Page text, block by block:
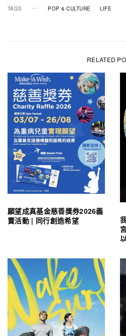
TAGS POP & CULTURE LIFE
RELATED
願望成真基金慈善獎券2026義
賣活動 | 同行創造希望